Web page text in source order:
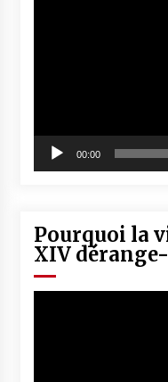
00:00
Pourquoi la
XIV